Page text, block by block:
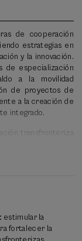
de cooperación
estrategias en
y la innovación.
de especialización
a la movilidad
de proyectos de
a la creación de
integrado.
transfronteriza
impide que se
ponentes
estimular la
fortalecer la